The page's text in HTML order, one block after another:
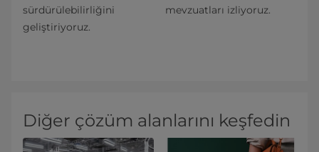
sürdürülebilirliğini
geliştiriyoruz.
mevzuatları izliyoruz.
Diğer çözüm alanlarını keşfedin